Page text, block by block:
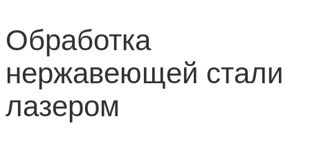
Обработка
нержавеющей стали
лазером